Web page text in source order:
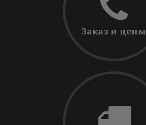
Заказ и цены